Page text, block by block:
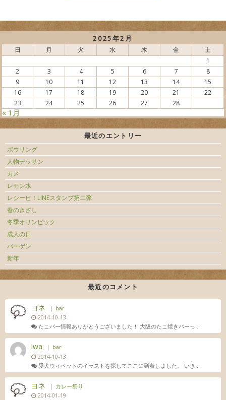
2025年2月
日 月 火 水 木 金
土
1
2
3 4 5 6 7
8
9
10 11 12 13 14
15
16
17 18 19 20 21
22
23
24 25 26 27 28
« 1月
最近のエントリー
ボウリング
人物デッサン
カメ
レモン水
レシーピ！LINEスタンプ第二弾
春のきざし
冬季オリンピック
成人の日
バーゲン
新年
最近のコメント
ヨネ ｜ bar
2014-10-13
たこバー情報ありがとうございました！ 大阪のたこ焼きバーっ...
iwa ｜ bar
2014-10-13
愛犬ウィペットのイラストを探してここに到着しました。 いき...
ヨネ ｜ カレー祭り
2014-01-19